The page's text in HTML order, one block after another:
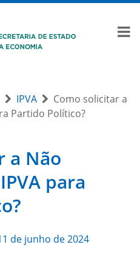
IPVA
Como solicitar a
Partido Político?
a Não
para
de junho de 2024